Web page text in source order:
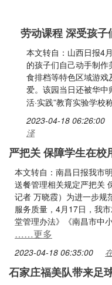
劳动课程 深受孩子
本文转自：山西日报4
的孩子们自己动手制
食排档等特色区域游
爱。该园当日还被华中
活·实践”教育实验学校
2023-04-18 06:26:00
泽
严把关 保障学生在校
本文转自：南昌日报我市
送餐管理相关规定严把关
记者 万晓霞）为进一步规
服务质量，4月17日，我
堂管理办法》《南昌市中
……更多
2023-04-18 06:35:00
石家庄福美队带来足